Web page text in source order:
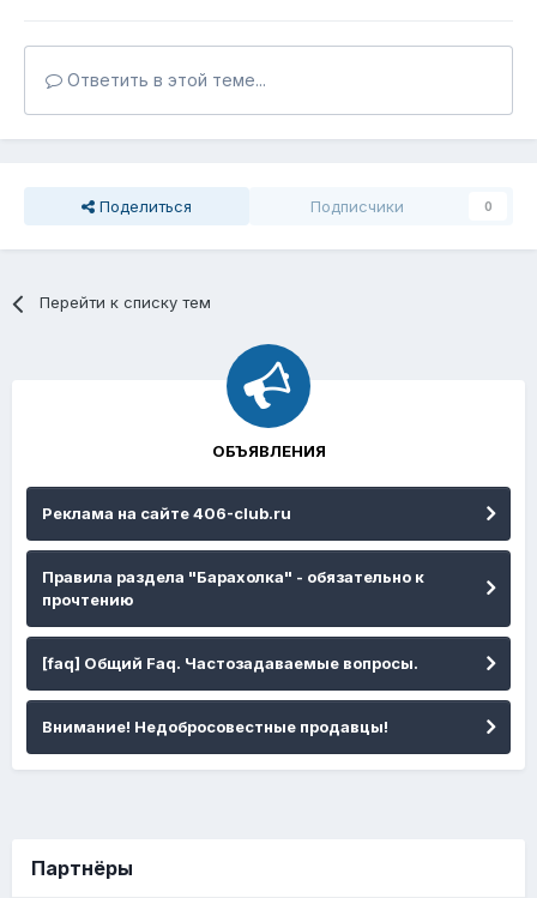
Ответить в этой теме...
Поделиться Подписчики 0
Перейти к списку тем
ОБЪЯВЛЕНИЯ
Реклама на сайте 406-club.ru
Правила раздела "Барахолка" - обязательно к
прочтению
[faq] Общий Faq. Частозадаваемые вопросы.
Внимание! Недобросовестные продавцы!
Партнёры